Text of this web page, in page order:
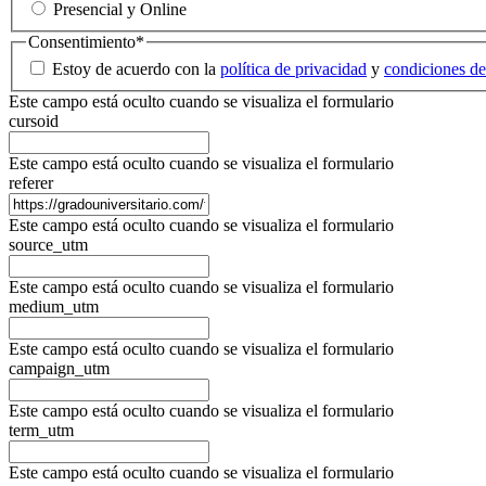
Presencial y Online
Consentimiento*
Estoy de acuerdo con la política de privacidad y condiciones
Este campo está oculto cuando se visualiza el formulario
cursoid
Este campo está oculto cuando se visualiza el formulario
referer
Este campo está oculto cuando se visualiza el formulario
source_utm
Este campo está oculto cuando se visualiza el formulario
medium_utm
Este campo está oculto cuando se visualiza el formulario
campaign_utm
Este campo está oculto cuando se visualiza el formulario
term_utm
Este campo está oculto cuando se visualiza el formulario